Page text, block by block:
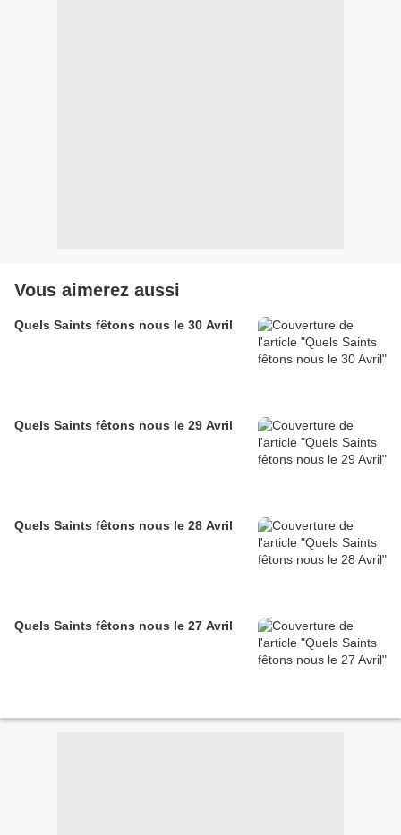
Vous aimerez aussi
Quels Saints fêtons nous le 30 Avril
Quels Saints fêtons nous le 29 Avril
Quels Saints fêtons nous le 28 Avril
Quels Saints fêtons nous le 27 Avril